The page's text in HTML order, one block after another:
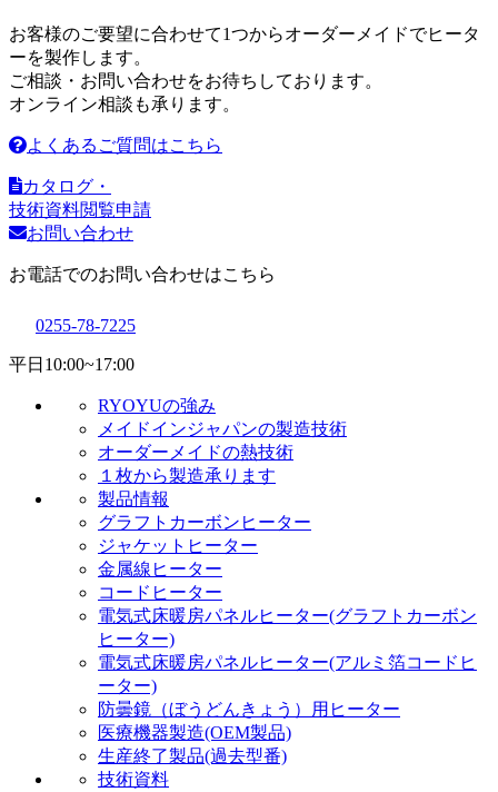
お客様のご要望に合わせて1つからオーダーメイドでヒータ
ーを製作します。
ご相談・お問い合わせをお待ちしております。
オンライン相談も承ります。
よくあるご質問はこちら
カタログ・
技術資料閲覧申請
お問い合わせ
お電話でのお問い合わせはこちら
0255-78-7225
平日 10:00~17:00
RYOYUの強み
メイドインジャパンの製造技術
オーダーメイドの熱技術
１枚から製造承ります
製品情報
グラフトカーボンヒーター
ジャケットヒーター
金属線ヒーター
コードヒーター
電気式床暖房パネルヒーター(グラフトカーボン
ヒーター)
電気式床暖房パネルヒーター(アルミ箔コードヒ
ーター)
防曇鏡（ぼうどんきょう）用ヒーター
医療機器製造(OEM製品)
生産終了製品(過去型番)
技術資料